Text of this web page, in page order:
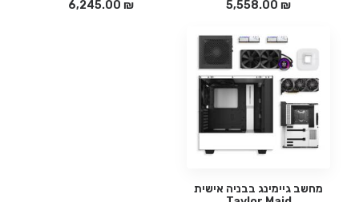
5,558.00 ₪
6,245.00 ₪
מידע נוסף
מחשב גיימינג בבניה אישית